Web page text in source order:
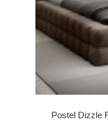
Postel Dizzle